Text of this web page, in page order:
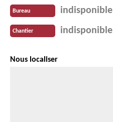
Bureau indisponible
Chantier indisponible
Nous localiser